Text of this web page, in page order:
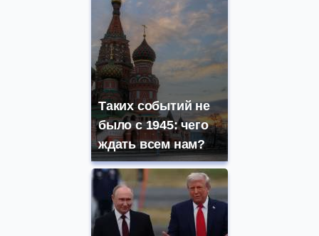
Таких событий не
было с 1945: чего
ждать всем нам?